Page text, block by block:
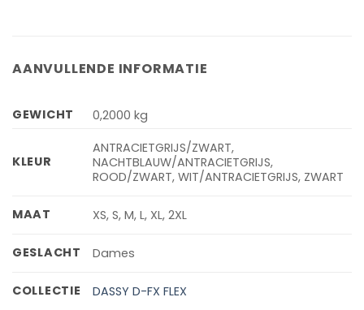
AANVULLENDE INFORMATIE
GEWICHT 0,2000 kg
KLEUR
ANTRACIETGRIJS/ZWART,
NACHTBLAUW/ANTRACIETGRIJS,
ROOD/ZWART, WIT/ANTRACIETGRIJS, ZWART
MAAT XS, S, M, L, XL, 2XL
GESLACHT Dames
COLLECTIE DASSY D-FX FLEX